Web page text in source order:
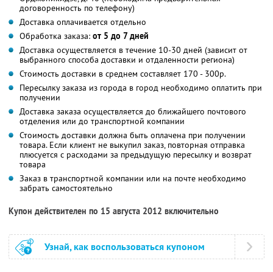
договоренность по телефону)
Доставка оплачивается отдельно
Обработка заказа: от 5 до 7 дней
Доставка осуществляется в течение 10-30 дней (зависит от
выбранного способа доставки и отдаленности региона)
Стоимость доставки в среднем составляет 170 - 300р.
Пересылку заказа из города в город необходимо оплатить при
получении
Доставка заказа осуществляется до ближайшего почтового
отделения или до транспортной компании
Стоимость доставки должна быть оплачена при получении
товара. Если клиент не выкупил заказ, повторная отправка
плюсуется с расходами за предыдущую пересылку и возврат
товара
Заказ в транспортной компании или на почте необходимо
забрать самостоятельно
Купон действителен по 15 августа 2012 включительно
Узнай, как воспользоваться купоном